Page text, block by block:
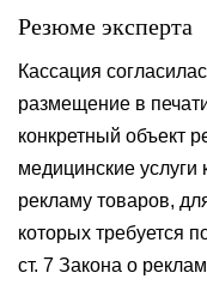
Резюме эксперта
Кассация
размещение в
конкретный объект
медицинские
рекламу товаров,
которых требуется
ст. 7 Закона о